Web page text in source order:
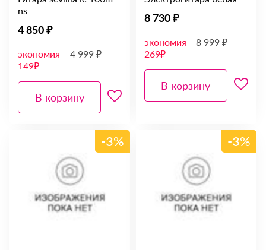
ns
4 850 ₽
экономия
149₽
4 999 ₽
В корзину
8 730 ₽
экономия
269₽
8 999 ₽
В корзину
-3% -3%